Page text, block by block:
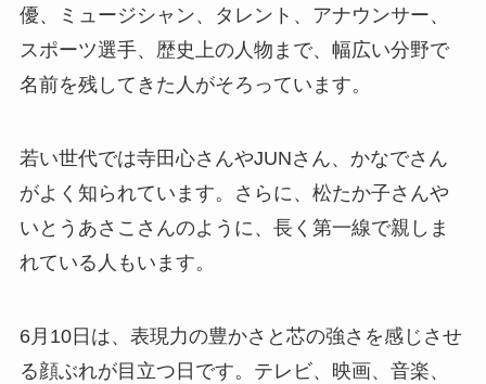
優、ミュージシャン、タレント、アナウンサー、
スポーツ選手、歴史上の人物まで、幅広い分野で
名前を残してきた人がそろっています。
若い世代では寺田心さんやJUNさん、かなでさん
がよく知られています。さらに、松たか子さんや
いとうあさこさんのように、長く第一線で親しま
れている人もいます。
6月10日は、表現力の豊かさと芯の強さを感じさせ
る顔ぶれが目立つ日です。テレビ、映画、音楽、